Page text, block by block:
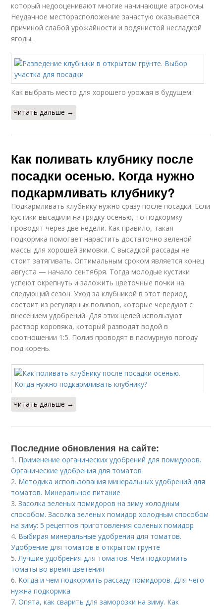
который недооценивают многие начинающие агрономы.
Неудачное месторасположение зачастую оказывается
причиной слабой урожайности и водянистой несладкой
ягоды.
Как выбрать место для хорошего урожая в будущем:
Читать дальше →
Как поливать клубнику после
посадки осенью. Когда нужно
подкармливать клубнику?
Подкармливать клубнику нужно сразу после посадки. Если
кустики высадили на грядку осенью, то подкормку
проводят через две недели. Как правило, такая
подкормка помогает нарастить достаточно зеленой
массы для хорошей зимовки. С высадкой рассады не
стоит затягивать. Оптимальным сроком является конец
августа — начало сентября. Тогда молодые кустики
успеют окрепнуть и заложить цветочные почки на
следующий сезон. Уход за клубникой в этот период
состоит из регулярных поливов, которые чередуют с
внесением удобрений. Для этих целей используют
раствор коровяка, который разводят водой в
соотношении 1:5. Полив проводят в пасмурную погоду
под корень.
Читать дальше →
Последние обновления на сайте:
1. Применение органических удобрений для помидоров.
Органические удобрения для томатов
2. Методика использования минеральных удобрений для
томатов. Минеральное питание
3.Засолка зеленых помидоров на зиму холодным
способом. Засолка зеленых помидор холодным способом
на зиму: 5 рецептов приготовления соленых помидор
4. Выбирая минеральные удобрения для томатов.
Удобрение для томатов в открытом грунте
5.Лучшие удобрения для томатов. Чем подкормить
томаты во время цветения
6. Когда и чем подкормить рассаду помидоров. Для чего
нужна подкормка
7.Опята, как сварить для заморозки на зиму. Как